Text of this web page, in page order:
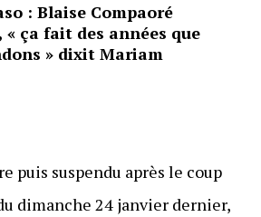
: Blaise Compaoré
« ça fait des années que
» dixit Mariam
puis suspendu après le coup
dimanche 24 janvier dernier,